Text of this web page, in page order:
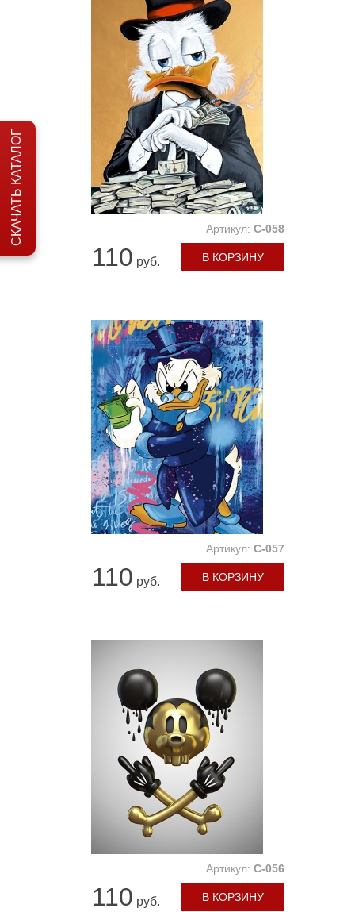
Артикул: C-058
110 руб. В КОРЗИНУ
Артикул: C-057
110 руб. В КОРЗИНУ
Артикул: C-056
110 руб. В КОРЗИНУ
СКАЧАТЬ КАТАЛОГ